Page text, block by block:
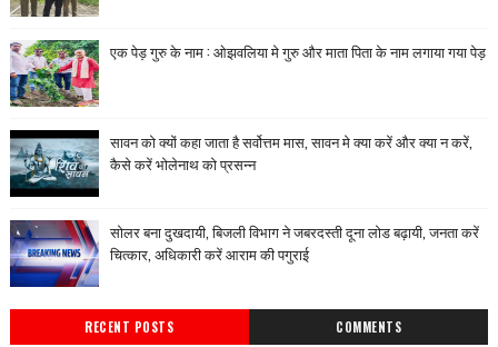
एक पेड़ गुरु के नाम : ओझवलिया मे गुरु और माता पिता के नाम लगाया गया पेड़
सावन को क्यों कहा जाता है सर्वोत्तम मास, सावन मे क्या करें और क्या न करें,
कैसे करें भोलेनाथ को प्रसन्न
सोलर बना दुखदायी, बिजली विभाग ने जबरदस्ती दूना लोड बढ़ायी, जनता करें
चित्कार, अधिकारी करें आराम की पगुराई
RECENT POSTS COMMENTS